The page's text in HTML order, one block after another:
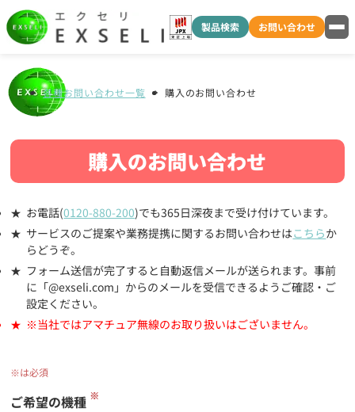
製品検索 お問い合わせ
各種お問い合わせ一覧 購入のお問い合わせ
購入のお問い合わせ
お電話(0120-880-200)でも365日深夜まで受け付けています。
サービスのご提案や業務提携に関するお問い合わせはこちらか
らどうぞ。
フォーム送信が完了すると自動返信メールが送られます。事前
に「@exseli.com」からのメールを受信できるようご確認・ご
設定ください。
※当社ではアマチュア無線のお取り扱いはございません。
※は必須
ご希望の機種 ※